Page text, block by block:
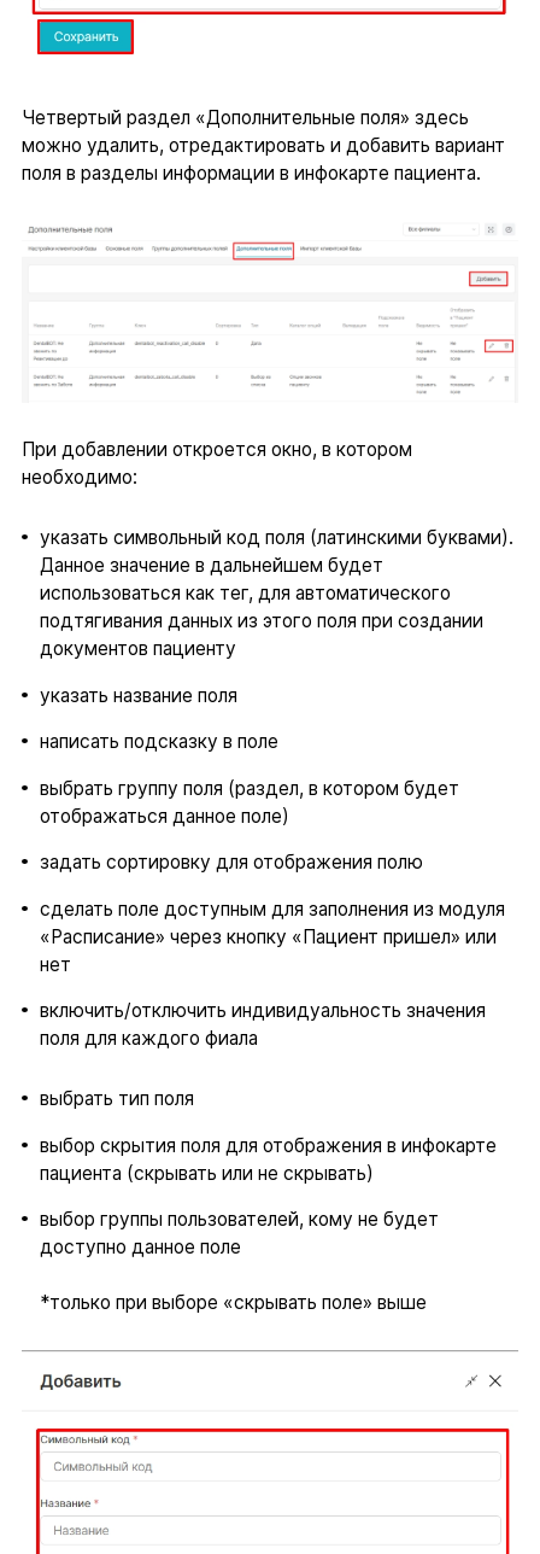
Четвертый раздел «Дополнительные поля» здесь
можно удалить, отредактировать и добавить вариант
поля в разделы информации в инфокарте пациента.
При добавлении откроется окно, в котором
необходимо:
указать символьный код поля (латинскими буквами).
Данное значение в дальнейшем будет
использоваться как тег, для автоматического
подтягивания данных из этого поля при создании
документов пациенту
указать название поля
написать подсказку в поле
выбрать группу поля (раздел, в котором будет
отображаться данное поле)
задать сортировку для отображения полю
сделать поле доступным для заполнения из модуля
«Расписание» через кнопку «Пациент пришел» или
нет
включить/отключить индивидуальность значения
поля для каждого фиала
выбрать тип поля
выбор скрытия поля для отображения в инфокарте
пациента (скрывать или не скрывать)
выбор группы пользователей, кому не будет
доступно данное поле
*только при выборе «скрывать поле» выше